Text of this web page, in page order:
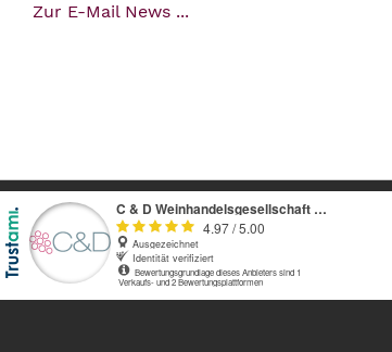
Zur E-Mail News ...